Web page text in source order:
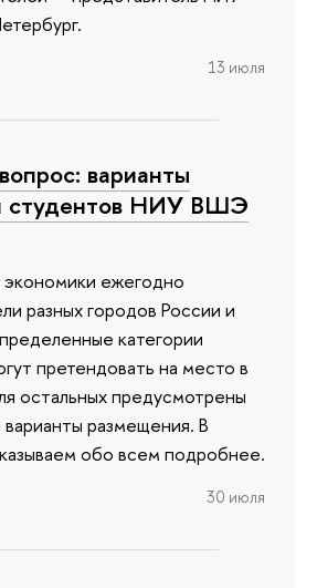
13 июля
варианты
студентов НИУ ВШЭ
ежегодно
разных городов России и
категории
претендовать на место в
остальных предусмотрены
варианты размещения. В
обо всем подробнее.
30 июля